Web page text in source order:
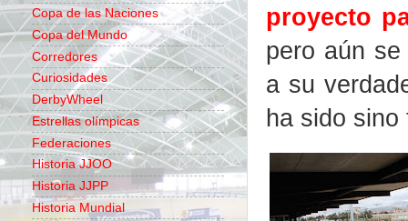
proyecto
pero aún
a su
ha sido sino
Copa de las Naciones
Copa del Mundo
Corredores
Curiosidades
DerbyWheel
Estrellas olímpicas
Federaciones
Historia JJOO
Historia JJPP
Historia Mundial